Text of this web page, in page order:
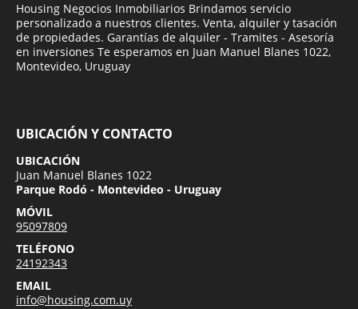
Housing Negocios Inmobiliarios Brindamos servicio
personalizado a nuestros clientes. Venta, alquiler y tasación
de propiedades. Garantías de alquiler - Tramites - Asesoría
en inversiones Te esperamos en Juan Manuel Blanes 1022,
Montevideo, Uruguay
UBICACIÓN Y CONTACTO
UBICACIÓN
Juan Manuel Blanes 1022
Parque Rodó - Montevideo - Uruguay
MÓVIL
95097809
TELÉFONO
24192343
EMAIL
info@housing.com.uy